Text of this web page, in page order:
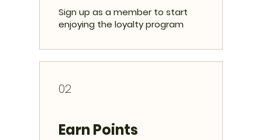
Sign up as a member to start
enjoying the loyalty program
02
Earn Points